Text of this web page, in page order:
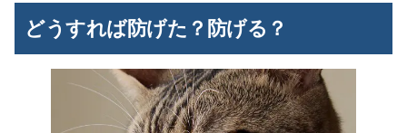
どうすれば防げた？防げる？